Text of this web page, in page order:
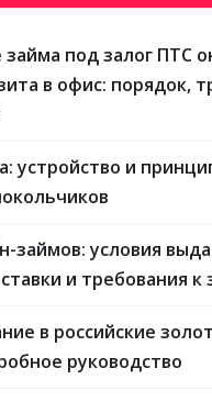
под залог ПТС
в офис: порядок,
устройство и
займов: условия
и требования
в российские
руководство